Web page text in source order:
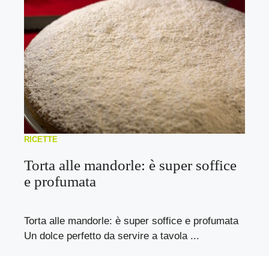
RICETTE
Torta alle mandorle: è super soffice
e profumata
Torta alle mandorle: è super soffice e profumata
Un dolce perfetto da servire a tavola ...